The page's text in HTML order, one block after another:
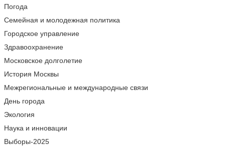
Погода
Семейная и молодежная политика
Городское управление
Здравоохранение
Московское долголетие
История Москвы
Межрегиональные и международные связи
День города
Экология
Наука и инновации
Выборы-2025